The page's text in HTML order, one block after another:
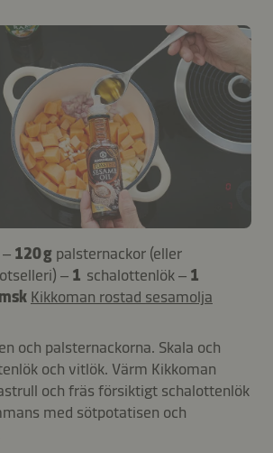
120 g palsternackor (eller
– 1 schalottenlök – 1
Kikkoman rostad sesamolja
och palsternackorna. Skala och
och vitlök. Värm Kikkoman
och fräs försiktigt schalottenlök
med sötpotatisen och